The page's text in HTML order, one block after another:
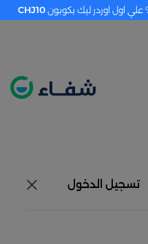
تسجيل الدخول
CHJ10